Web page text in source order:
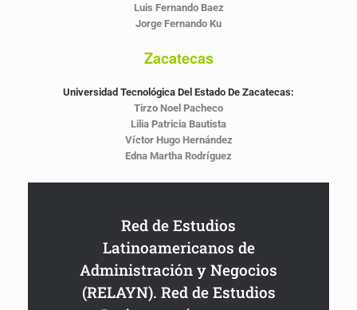
Luis Fernando Baez
Jorge Fernando Ku
Zacatecas
Universidad Tecnológica Del Estado De Zacatecas:
Tirzo Noel Pacheco
Lilia Patricia Bautista
Víctor Hugo Hernández
Edna Martha Rodríguez
Red de Estudios
Latinoamericanos de
Administración y Negocios
(RELAYN). Red de Estudios